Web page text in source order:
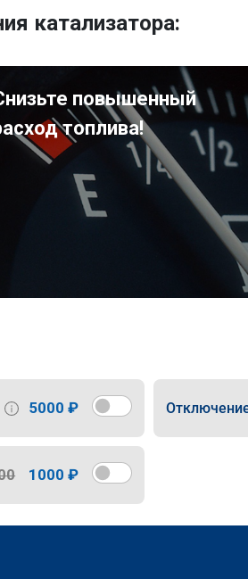
катализатора:
повышенный
топлива!
5000 ₽
1000 ₽